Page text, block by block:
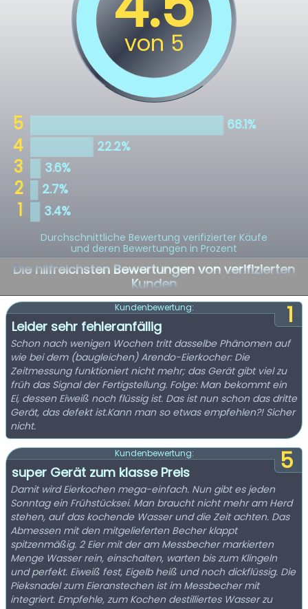
Durchschnittliche Bewertung verifizierter Käufe
und deren Bewertungen in Prozent
Die hilfreichsten Bewertungen von verifizierten
Kunden
1
Kundenbewertung:
Leider sehr fehleranfällig
Schon nach wenigen Wochen tritt dasselbe Phänomen auf
wie bei dem (baugleichen) Arendo-Eierkocher: Die
Zeitmessung funktioniert nicht mehr; das Gerät gibt viel zu
früh das Signal der Fertigstellung. Folge: Man bekommt ein
Ei, dessen Eiweiß noch flüssig ist. Das ist nun schon das dritte
Gerät, das defekt ist.Kann man so etwas empfehlen?! Sicher
nicht.
5
Kundenbewertung:
super Gerät zum klasse Preis
Damit wird Eierkochen mega-einfach. Nun gibt es jeden
Sonntag ein Frühstücksei. Man braucht nicht mehr am Herd
stehen, auf das kochende Wasser und die Zeit achten. Das
Abmessen mit den mitgelieferten Becher klappt
spitzenmäßig. 2 Eier mit der am Messbecher markierten
Menge Wasser rein, einschalten, warten bis zum Klingeln
und perfekt. Eiweiß fest, Eigelb heiß und noch dickflüssig. Die
Pieksnadel zum Eieranstechen ist im Messbecher mit
integriert. Empfehle, zum Kochen destilliertes Wasser zu